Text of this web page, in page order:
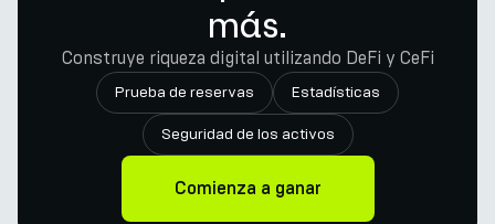
más.
Construye riqueza digital utilizando DeFi y CeFi
Prueba de reservas Estadísticas
Seguridad de los activos
Comienza a ganar